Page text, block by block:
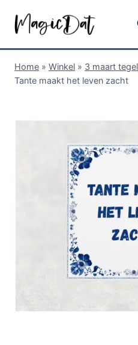
Home » Winkel » 3 maart
Tante maakt het leven zacht